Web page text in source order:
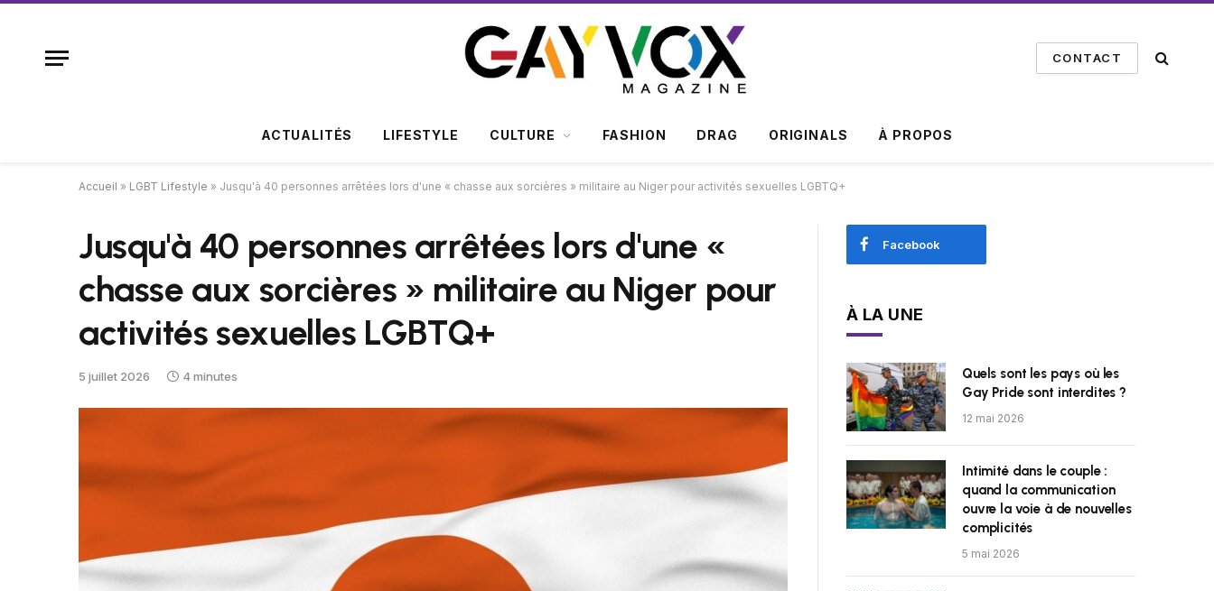
CONTACT
ACTUALITÉS LIFESTYLE CULTURE FASHION DRAG ORIGINALS À PROPOS
Accueil » LGBT Lifestyle » Jusqu'à 40 personnes arrêtées lors d'une « chasse aux sorcières » militaire au Niger pour activités sexuelles LGBTQ+
Jusqu'à 40 personnes arrêtées lors d'une «
chasse aux sorcières » militaire au Niger pour
activités sexuelles LGBTQ+
5 juillet 2026 4 minutes
Facebook
À LA UNE
Quels sont les pays où les
Gay Pride sont interdites ?
12 mai 2026
Intimité dans le couple :
quand la communication
ouvre la voie à de nouvelles
complicités
5 mai 2026